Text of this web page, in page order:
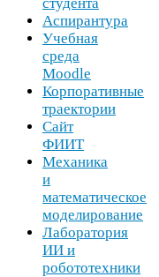
Аспирантура
Учебная
среда
Moodle
Корпоративные
траектории
Сайт
ФИИТ
Механика
и
математическое
моделирование
Лаборатория
ИИ и
робототехники